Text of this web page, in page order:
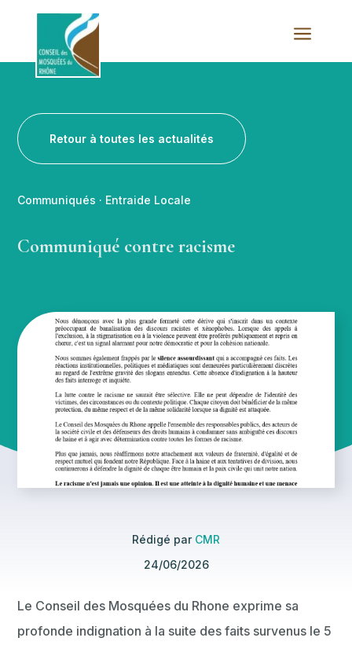
a
Retour à toutes les actualités
Communiqués · Entraide Locale
Communiqué contre racisme
Rédigé par CMR
24/06/2026
Le Conseil des Mosquées du Rhone exprime sa
profonde indignation à la suite des faits survenus le 5